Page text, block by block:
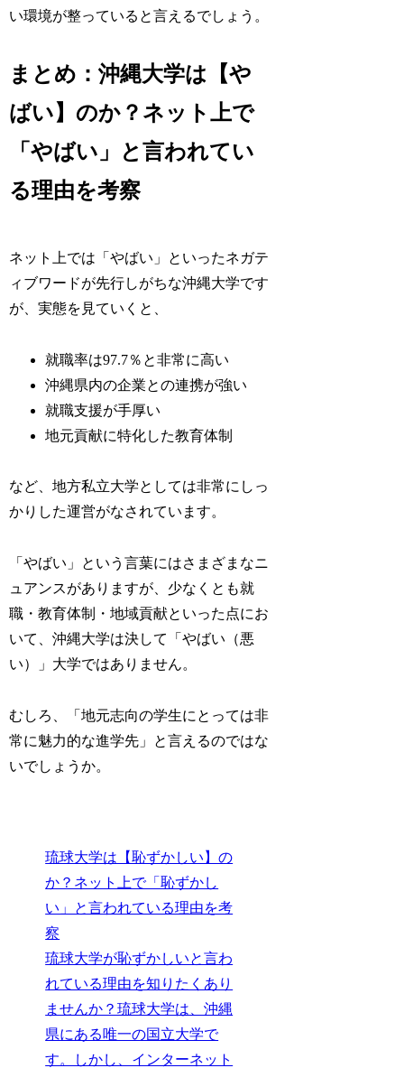
い環境が整っていると言えるでしょう。
まとめ：沖縄大学は【や
ばい】のか？ネット上で
「やばい」と言われてい
る理由を考察
ネット上では「やばい」といったネガテ
ィブワードが先行しがちな沖縄大学です
が、実態を見ていくと、
就職率は97.7％と非常に高い
沖縄県内の企業との連携が強い
就職支援が手厚い
地元貢献に特化した教育体制
など、地方私立大学としては非常にしっ
かりした運営がなされています。
「やばい」という言葉にはさまざまなニ
ュアンスがありますが、少なくとも就
職・教育体制・地域貢献といった点にお
いて、沖縄大学は決して「やばい（悪
い）」大学ではありません。
むしろ、「地元志向の学生にとっては非
常に魅力的な進学先」と言えるのではな
いでしょうか。
琉球大学は【恥ずかしい】の
か？ネット上で「恥ずかし
い」と言われている理由を考
察
琉球大学が恥ずかしいと言わ
れている理由を知りたくあり
ませんか？琉球大学は、沖縄
県にある唯一の国立大学で
す。しかし、インターネット